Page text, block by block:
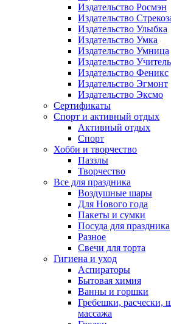
Издательство Росмэн
Издательство
Издательство Улыбка
Издательство Умка
Издательство Умница
Издательство Учитель
Издательство Феникс
Издательство Эгмонт
Издательство Эксмо
Сертификаты
Спорт и активный отдых
Активный отдых
Спорт
Хобби и творчество
Паззлы
Творчество
Все для праздника
Воздушные шары
Для Нового года
Пакеты и сумки
Посуда для праздника
Разное
Свечи для торта
Гигиена и уход
Аспираторы
Бытовая химия
Ванны и горшки
Гребешки, расчески,
массажа